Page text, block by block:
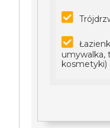
umywalka,
kosmetyki)